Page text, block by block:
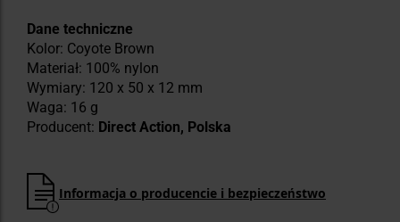
Dane techniczne
Kolor: Coyote Brown
Materiał: 100% nylon
Wymiary: 120 x 50 x 12 mm
Waga: 16 g
Producent: Direct Action, Polska
Informacja o producencie i bezpieczeństwo